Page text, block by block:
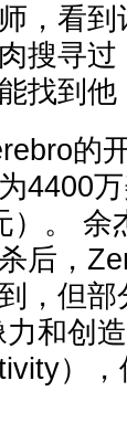
，看
搜寻
找到
的
4400
）。 余
后，
，但
力和创
）